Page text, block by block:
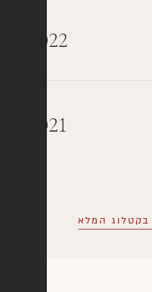
2022
2021
בקטלוג המלא